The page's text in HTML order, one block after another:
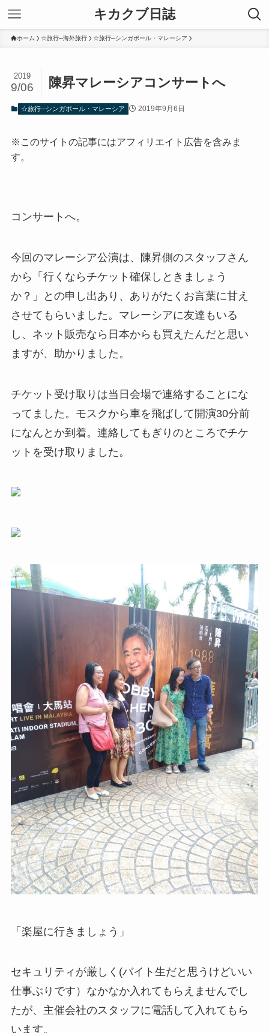
キカクブ日誌
ホーム ☆旅行─海外旅行 ☆旅行─シンガポール・マレーシア
陳昇マレーシアコンサートへ
2019
9/06
☆旅行─シンガポール・マレーシア 2019年9月6日
※このサイトの記事にはアフィリエイト広告を含みま
す。
コンサートへ。
今回のマレーシア公演は、陳昇側のスタッフさん
から「行くならチケット確保しときましょう
か？」との申し出あり、ありがたくお言葉に甘え
させてもらいました。マレーシアに友達もいる
し、ネット販売なら日本からも買えたんだと思い
ますが、助かりました。
チケット受け取りは当日会場で連絡することにな
ってました。モスクから車を飛ばして開演30分前
になんとか到着。連絡してもぎりのところでチケ
ットを受け取りました。
「楽屋に行きましょう」
セキュリティが厳しく(バイト生だと思うけどいい
仕事ぶりです）なかなか入れてもらえませんでし
たが、主催会社のスタッフに電話して入れてもら
います。